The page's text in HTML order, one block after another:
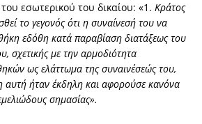
εσωτερικού του δικαίου: «1. Κράτος
το γεγονός ότι η συναίνεσή του να
εδόθη κατά παραβίαση διατάξεως του
σχετικής με την αρμοδιότητα
ως ελάττωμα της συναινέσεώς του,
αυτή ήταν έκδηλη και αφορούσε κανόνα
σημασίας».